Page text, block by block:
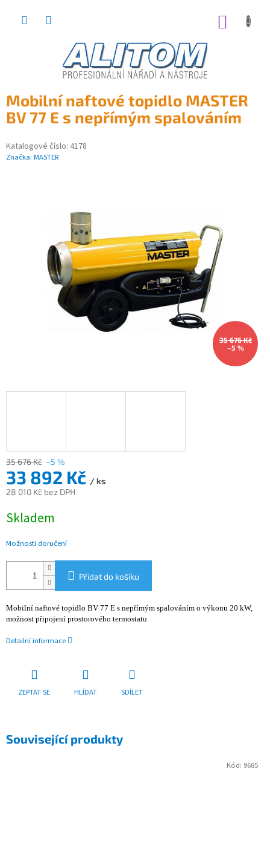
Mobilní naftové topidlo MASTER
BV 77 E s nepřímým spalováním
Katalogové číslo: 4178
Značka: MASTER
35 676 Kč
–5 %
35 676 Kč –5 %
33 892 Kč / ks
28 010 Kč bez DPH
cena:
Skladem
Možnosti doručení
Přidat do košíku
Mobilní naftové topidlo BV 77 E s nepřímým spalováním o výkonu 20 kW,
možnost připojení prostorového termostatu
Detailní informace
ZEPTAT SE HLÍDAT SDÍLET
Související produkty
Kód: 9685